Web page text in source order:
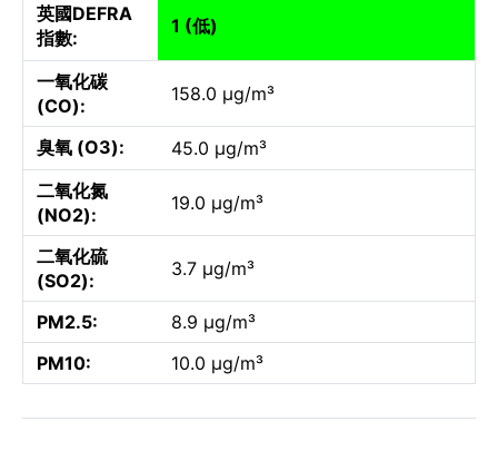
英國DEFRA
指數:
1 (低)
一氧化碳
(CO):
158.0 µg/m³
臭氧 (O3):
45.0 µg/m³
二氧化氮
(NO2):
19.0 µg/m³
二氧化硫
(SO2):
3.7 µg/m³
PM2.5:
8.9 µg/m³
PM10:
10.0 µg/m³